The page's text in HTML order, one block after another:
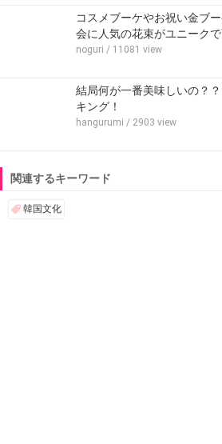
コスメブーケやお祝い金ブ
会に人気の花束がユニーク
noguri / 11081 view
結局何が一番美味しいの？
キング！
hangurumi / 2903 view
関連するキーワード
韓国文化